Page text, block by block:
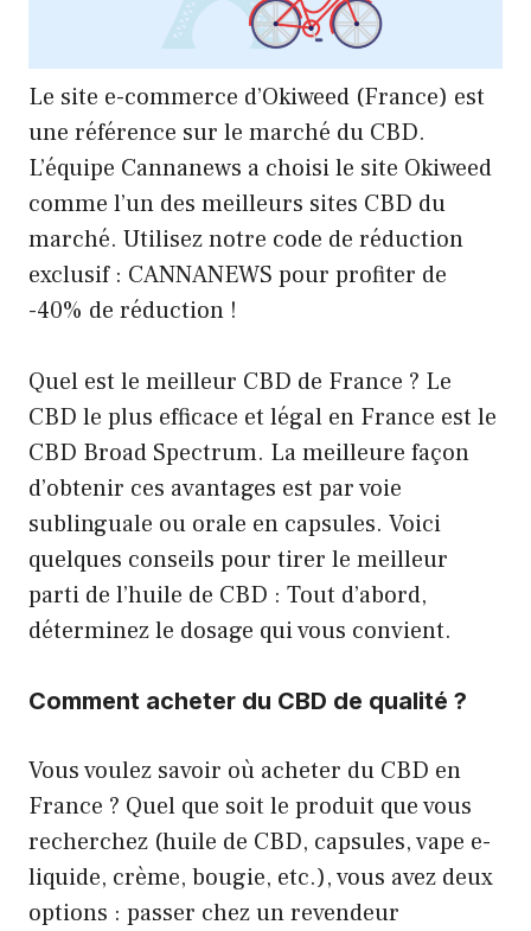
Le site e-commerce d’Okiweed (France) est
une référence sur le marché du CBD.
L’équipe Cannanews a choisi le site Okiweed
comme l’un des meilleurs sites CBD du
marché. Utilisez notre code de réduction
exclusif : CANNANEWS pour profiter de
-40% de réduction !
Quel est le meilleur CBD de France ? Le
CBD le plus efficace et légal en France est le
CBD Broad Spectrum. La meilleure façon
d’obtenir ces avantages est par voie
sublinguale ou orale en capsules. Voici
quelques conseils pour tirer le meilleur
parti de l’huile de CBD : Tout d’abord,
déterminez le dosage qui vous convient.
Comment acheter du CBD de qualité ?
Vous voulez savoir où acheter du CBD en
France ? Quel que soit le produit que vous
recherchez (huile de CBD, capsules, vape e-
liquide, crème, bougie, etc.), vous avez deux
options : passer chez un revendeur